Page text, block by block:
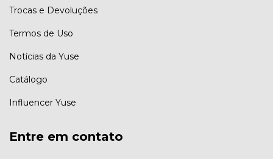
Trocas e Devoluções
Termos de Uso
Notícias da Yuse
Catálogo
Influencer Yuse
Entre em contato